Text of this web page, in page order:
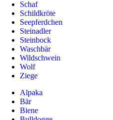
Schaf
Schildkröte
Seepferdchen
Steinadler
Steinbock
Waschbär
Wildschwein
Wolf
Ziege
Alpaka
Bär
Biene